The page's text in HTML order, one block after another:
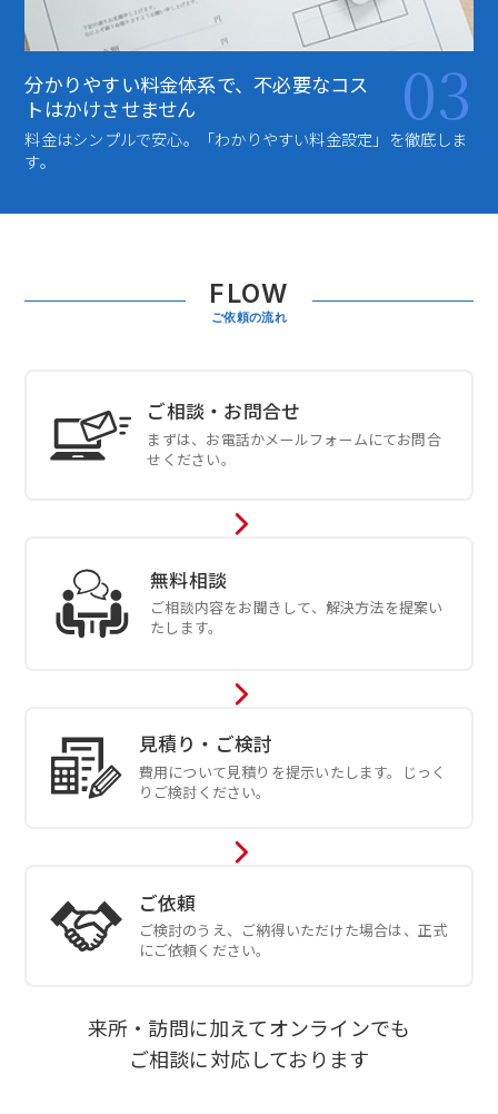
分かりやすい料金体系で、 不必要なコス
トはかけさせません
03
料金はシンプルで安心。「わかりやすい料金設定」を徹底しま
す。
FLOW
ご依頼の流れ
ご相談・お問合せ
まずは、お電話かメールフォームにてお問合
せください。
無料相談
ご相談内容をお聞きして、解決方法を提案い
たします。
見積り・ご検討
費用について見積りを提示いたします。じっく
りご検討ください。
ご依頼
ご検討のうえ、ご納得いただけた場合は、正式
にご依頼ください。
来所・訪問に加えてオンラインでも
ご相談に対応しております